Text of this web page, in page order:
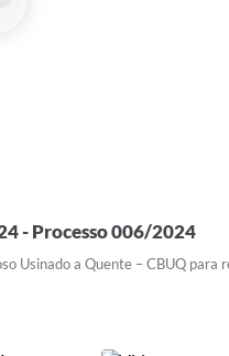
- Processo 006/2024
Usinado a Quente – CBUQ para